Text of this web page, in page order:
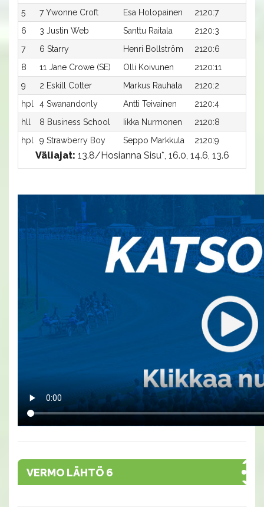
5 7 Ywonne Croft Esa Holopainen 2120:7
6
3 Justin Web Santtu Raitala 2120:3
7
6 Starry Henri Bollström 2120:6
8
11 Jane Crowe (SE) Olli Koivunen 2120:11
9
2 Eskill Cotter Markus Rauhala 2120:2
hpl
4 Swanandonly Antti Teivainen 2120:4
hll
8 Business School Iikka Nurmonen 2120:8
hpl
9 Strawberry Boy Seppo Markkula 2120:9
Väliajat: 13.8/Hosianna Sisu*, 16.0, 14.6, 13.6
VERMO LÄHTÖ 6